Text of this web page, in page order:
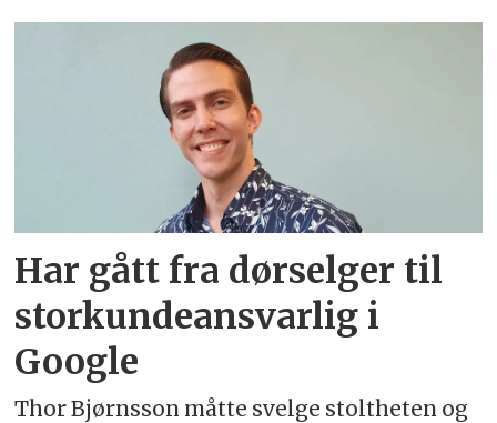
Emne:
0408222
Har gått fra dørselger til
storkundeansvarlig i
Google
Thor Bjørnsson måtte svelge stoltheten og